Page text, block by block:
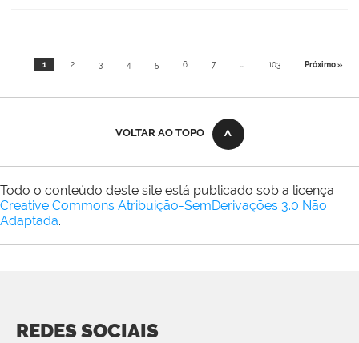
1 2 3 4 5 6 7 ... 103 Próximo »
VOLTAR AO TOPO
Todo o conteúdo deste site está publicado sob a licença
Creative Commons Atribuição-SemDerivações 3.0 Não
Adaptada.
REDES SOCIAIS